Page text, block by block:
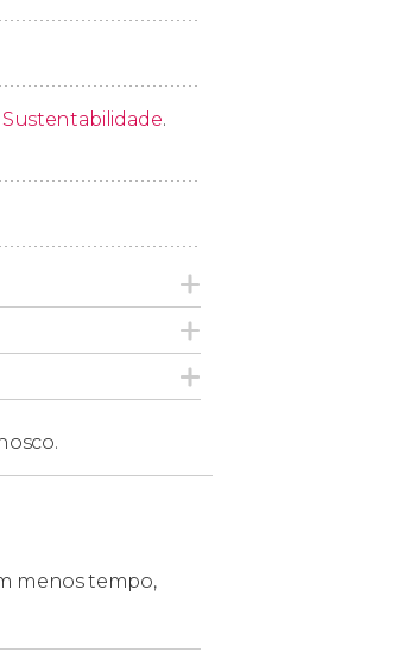
, desfrutaremos
.
menos tempo,